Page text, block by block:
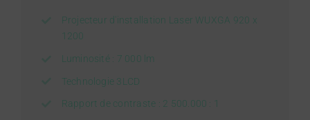
Projecteur d'installation Laser WUXGA 920 x
1200
Luminosité : 7 000 lm
Technologie 3LCD
Rapport de contraste : 2 500.000 : 1